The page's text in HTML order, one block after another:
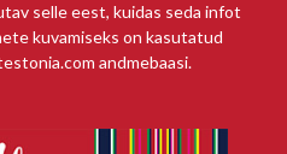
selle eest, kuidas seda infot
kuvamiseks on kasutatud
andmebaasi.